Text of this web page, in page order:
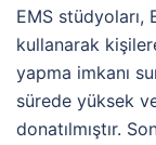
EMS
kullanarak
yapma imkanı
sürede yüksek
donatılmıştır.